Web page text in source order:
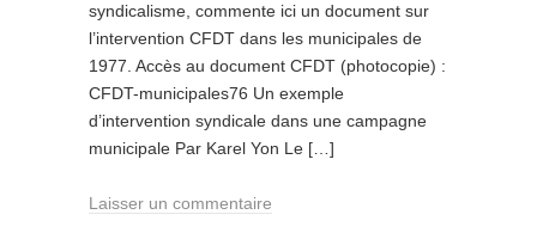
syndicalisme, commente ici un document sur
l’intervention CFDT dans les municipales de
1977. Accès au document CFDT (photocopie) :
CFDT-municipales76 Un exemple
d’intervention syndicale dans une campagne
municipale Par Karel Yon Le […]
Laisser un commentaire